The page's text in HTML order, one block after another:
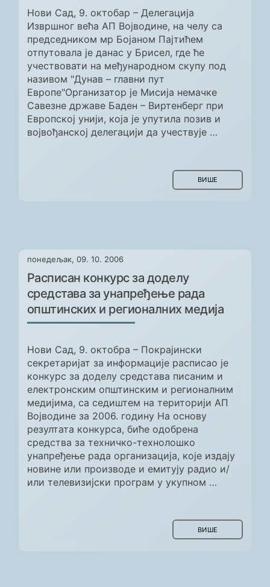
Нови Сад, 9. октобар – Делегација
Извршног већа АП Војводине, на челу са
председником мр Бојаном Пајтићем
отпутовала је данас у Брисел, где ће
учествовати на међународном скупу под
називом "Дунав – главни пут
Европе"Организатор је Мисија немачке
Савезне државе Баден – Виртенберг при
Европској унији, која је упутила позив и
војвођанској делегацији да учествује …
ВИШЕ
понедељак, 09. 10. 2006
Расписан конкурс за доделу
средстава за унапређење рада
општинских и регионалних медија
Нови Сад, 9. октобра – Покрајински
секретаријат за информације расписао је
конкурс за доделу средстава писаним и
електронским општинским и регионалним
медијима, са седиштем на територији АП
Војводине за 2006. годину На основу
резултата конкурса, биће одобрена
средства за техничко-технолошко
унапређење рада организација, које издају
новине или производе и емитују радио и/
или телевизијски програм у укупном …
ВИШЕ